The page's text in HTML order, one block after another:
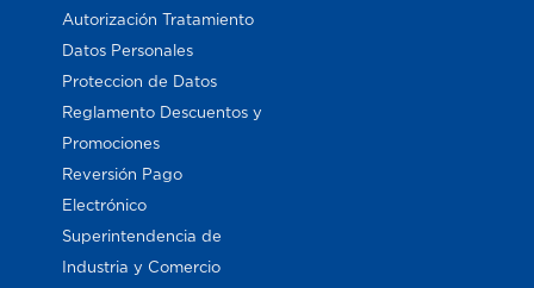
Autorización Tratamiento
Datos Personales
Proteccion de Datos
Reglamento Descuentos y
Promociones
Reversión Pago
Electrónico
Superintendencia de
Industria y Comercio